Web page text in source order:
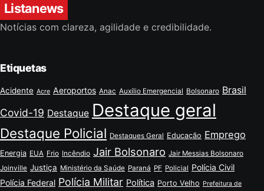
Listanews
Notícias com clareza, agilidade e credibilidade.
Etiquetas
Acidente Acre Aeroportos Anac Auxílio Emergencial Bolsonaro Brasil
Covid-19 Destaque Destaque geral
Destaque Policial Destaques Geral Educação Emprego
Energia EUA Frio Incêndio Jair Bolsonaro Jair Messias Bolsonaro
Joinville Justiça Ministério da Saúde Paraná PF Policial Polícia Civil
Polícia Federal Polícia Militar Política Porto Velho Prefeitura de